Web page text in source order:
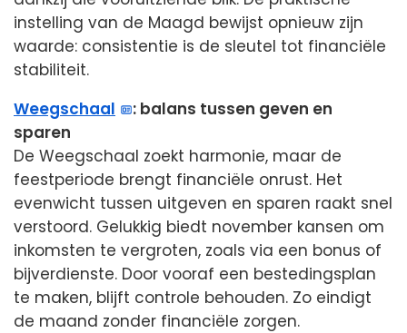
instelling van de Maagd bewijst opnieuw zijn
waarde: consistentie is de sleutel tot financiële
stabiliteit.
Weegschaal
: balans tussen geven en
sparen
De Weegschaal zoekt harmonie, maar de
feestperiode brengt financiële onrust. Het
evenwicht tussen uitgeven en sparen raakt snel
verstoord. Gelukkig biedt november kansen om
inkomsten te vergroten, zoals via een bonus of
bijverdienste. Door vooraf een bestedingsplan
te maken, blijft controle behouden. Zo eindigt
de maand zonder financiële zorgen.